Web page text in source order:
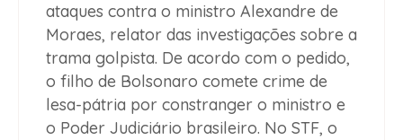
ataques contra o ministro Alexandre de
Moraes, relator das investigações sobre a
trama golpista. De acordo com o pedido,
o filho de Bolsonaro comete crime de
lesa-pátria por constranger o ministro e
o Poder Judiciário brasileiro. No STF, o